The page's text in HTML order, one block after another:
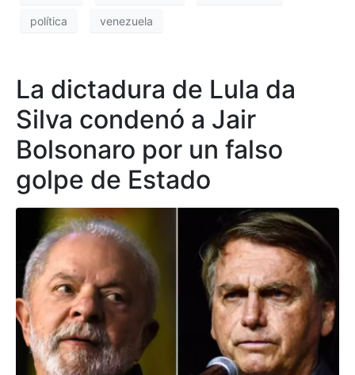
política venezuela
La dictadura de Lula da
Silva condenó a Jair
Bolsonaro por un falso
golpe de Estado